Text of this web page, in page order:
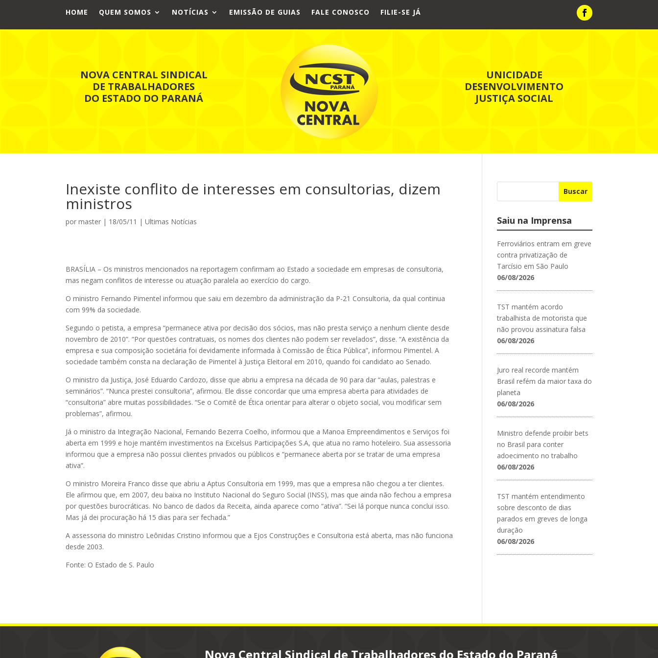
HOME QUEM SOMOS NOTÍCIAS EMISSÃO DE GUIAS FALE CONOSCO FILIE-SE JÁ
NOVA CENTRAL SINDICAL
DE TRABALHADORES
DO ESTADO DO PARANÁ
UNICIDADE
DESENVOLVIMENTO
JUSTIÇA SOCIAL
Inexiste conflito de interesses em consultorias, dizem
ministros
pormaster | 18/05/11 |Ultimas Notícias
BRASÍLIA – Os ministros mencionados na reportagem confirmam ao Estado a sociedade em empresas de consultoria,
mas negam conflitos de interesse ou atuação paralela ao exercício do cargo.
O ministro Fernando Pimentel informou que saiu em dezembro da administração da P-21 Consultoria, da qual continua
com 99% da sociedade.
Segundo o petista, a empresa “permanece ativa por decisão dos sócios, mas não presta serviço a nenhum cliente desde
novembro de 2010”. “Por questões contratuais, os nomes dos clientes não podem ser revelados”, disse. “A existência da
empresa e sua composição societária foi devidamente informada à Comissão de Ética Pública”, informou Pimentel. A
sociedade também consta na declaração de Pimentel à Justiça Eleitoral em 2010, quando foi candidato ao Senado.
O ministro da Justiça, José Eduardo Cardozo, disse que abriu a empresa na década de 90 para dar “aulas, palestras e
seminários”. “Nunca prestei consultoria”, afirmou. Ele disse concordar que uma empresa aberta para atividades de
“consultoria” abre muitas possibilidades. “Se o Comitê de Ética orientar para alterar o objeto social, vou modificar sem
problemas”, afirmou.
Já o ministro da Integração Nacional, Fernando Bezerra Coelho, informou que a Manoa Empreendimentos e Serviços foi
aberta em 1999 e hoje mantém investimentos na Excelsus Participações S.A, que atua no ramo hoteleiro. Sua assessoria
informou que a empresa não possui clientes privados ou públicos e “permanece aberta por se tratar de uma empresa
ativa”.
O ministro Moreira Franco disse que abriu a Aptus Consultoria em 1999, mas que a empresa não chegou a ter clientes.
Ele afirmou que, em 2007, deu baixa no Instituto Nacional do Seguro Social (INSS), mas que ainda não fechou a empresa
por questões burocráticas. No banco de dados da Receita, ainda aparece como “ativa”. “Sei lá porque nunca conclui isso.
Mas já dei procuração há 15 dias para ser fechada.”
A assessoria do ministro Leônidas Cristino informou que a Ejos Construções e Consultoria está aberta, mas não funciona
desde 2003.
Fonte: O Estado de S. Paulo
Buscar
Saiu na Imprensa
Ferroviários entram em greve
contra privatização de
Tarcísio em São Paulo
06/08/2026
TST mantém acordo
trabalhista de motorista que
não provou assinatura falsa
06/08/2026
Juro real recorde mantém
Brasil refém da maior taxa do
planeta
06/08/2026
Ministro defende proibir bets
no Brasil para conter
adoecimento no trabalho
06/08/2026
TST mantém entendimento
sobre desconto de dias
parados em greves de longa
duração
06/08/2026
Nova Central Sindical de Trabalhadores do Estado do Paraná